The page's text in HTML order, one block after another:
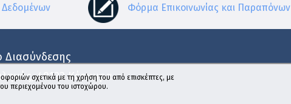
Φόρμα Επικοινωνίας και Παραπόνων
Διασύνδεσης
49132 Κέρκυρα
σχετικά με τη χρήση του από επισκέπτες, με
περιεχομένου του ιστοχώρου.